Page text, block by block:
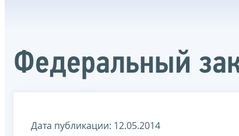
Федеральный
Дата публикации: 12.05.2014